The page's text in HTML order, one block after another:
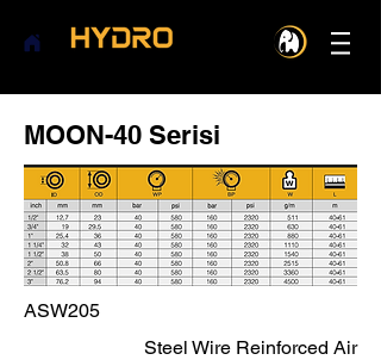
MOON-40 Serisi
ASW205
Steel Wire Reinforced Air